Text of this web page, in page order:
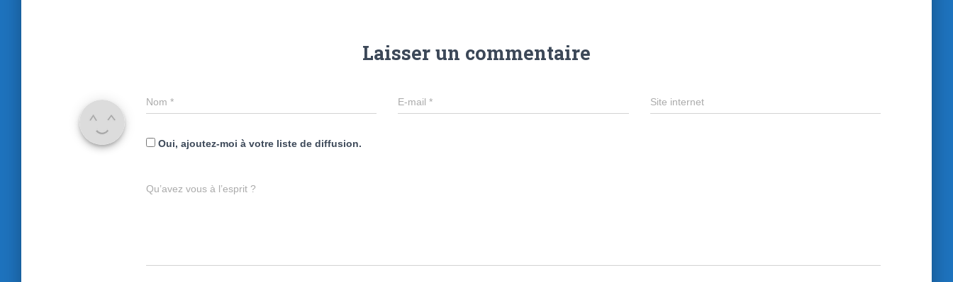
Laisser un commentaire
Nom * E-mail* Site internet
Oui, ajoutez-moi à votre liste de diffusion.
Qu’avez vous à l’esprit ?